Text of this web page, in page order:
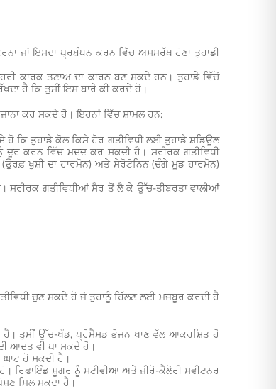
ਜਾਂ ਇਸਦਾ ਪ੍ਰਬੰਧਨ ਕਰਨ ਵਿੱਚ ਅਸਮਰੱਥ ਹੋਣਾ ਤੁਹਾਡੀ
ਕਾਰਕ ਤਣਾਅ ਦਾ ਕਾਰਨ ਬਣ ਸਕਦੇ ਹਨ। ਤੁਹਾਡੇ ਵਿੱਚੋਂ
ਹੈ ਕਿ ਤੁਸੀਂ ਇਸ ਬਾਰੇ ਕੀ ਕਰਦੇ ਹੋ।
ਕਰ ਸਕਦੇ ਹੋ। ਇਹਨਾਂ ਵਿੱਚ ਸ਼ਾਮਲ ਹਨ:
ਕਿ ਤੁਹਾਡੇ ਕੋਲ ਕਿਸੇ ਹੋਰ ਗਤੀਵਿਧੀ ਲਈ ਤੁਹਾਡੇ ਸ਼ਡਿਊਲ
ਦੂਰ ਕਰਨ ਵਿੱਚ ਮਦਦ ਕਰ ਸਕਦੀ ਹੈ। ਸਰੀਰਕ ਗਤੀਵਿਧੀ
ਖੁਸ਼ੀ ਦਾ ਹਾਰਮੋਨ) ਅਤੇ ਸੇਰੋਟੋਨਿਨ (ਚੰਗੇ ਮੂਡ ਹਾਰਮੋਨ)
ਸਰੀਰਕ ਗਤੀਵਿਧੀਆਂ ਸੈਰ ਤੋਂ ਲੈ ਕੇ ਉੱਚ-ਤੀਬਰਤਾ ਵਾਲੀਆਂ
ਚੁਣ ਸਕਦੇ ਹੋ ਜੋ ਤੁਹਾਨੂੰ ਹਿੱਲਣ ਲਈ ਮਜਬੂਰ ਕਰਦੀ ਹੈ
ਤੁਸੀਂ ਉੱਚ-ਖੰਡ, ਪ੍ਰੋਸੈਸਡ ਭੋਜਨ ਖਾਣ ਵੱਲ ਆਕਰਸ਼ਿਤ ਹੋ
ਆਦਤ ਵੀ ਪਾ ਸਕਦੇ ਹੋ।
ਹੋ ਸਕਦੀ ਹੈ।
ਰਿਫਾਇੰਡ ਸ਼ੂਗਰ ਨੂੰ ਸਟੀਵੀਆ ਅਤੇ ਜ਼ੀਰੋ-ਕੈਲੋਰੀ ਸਵੀਟਨਰ
ਮਿਲ ਸਕਦਾ ਹੈ।